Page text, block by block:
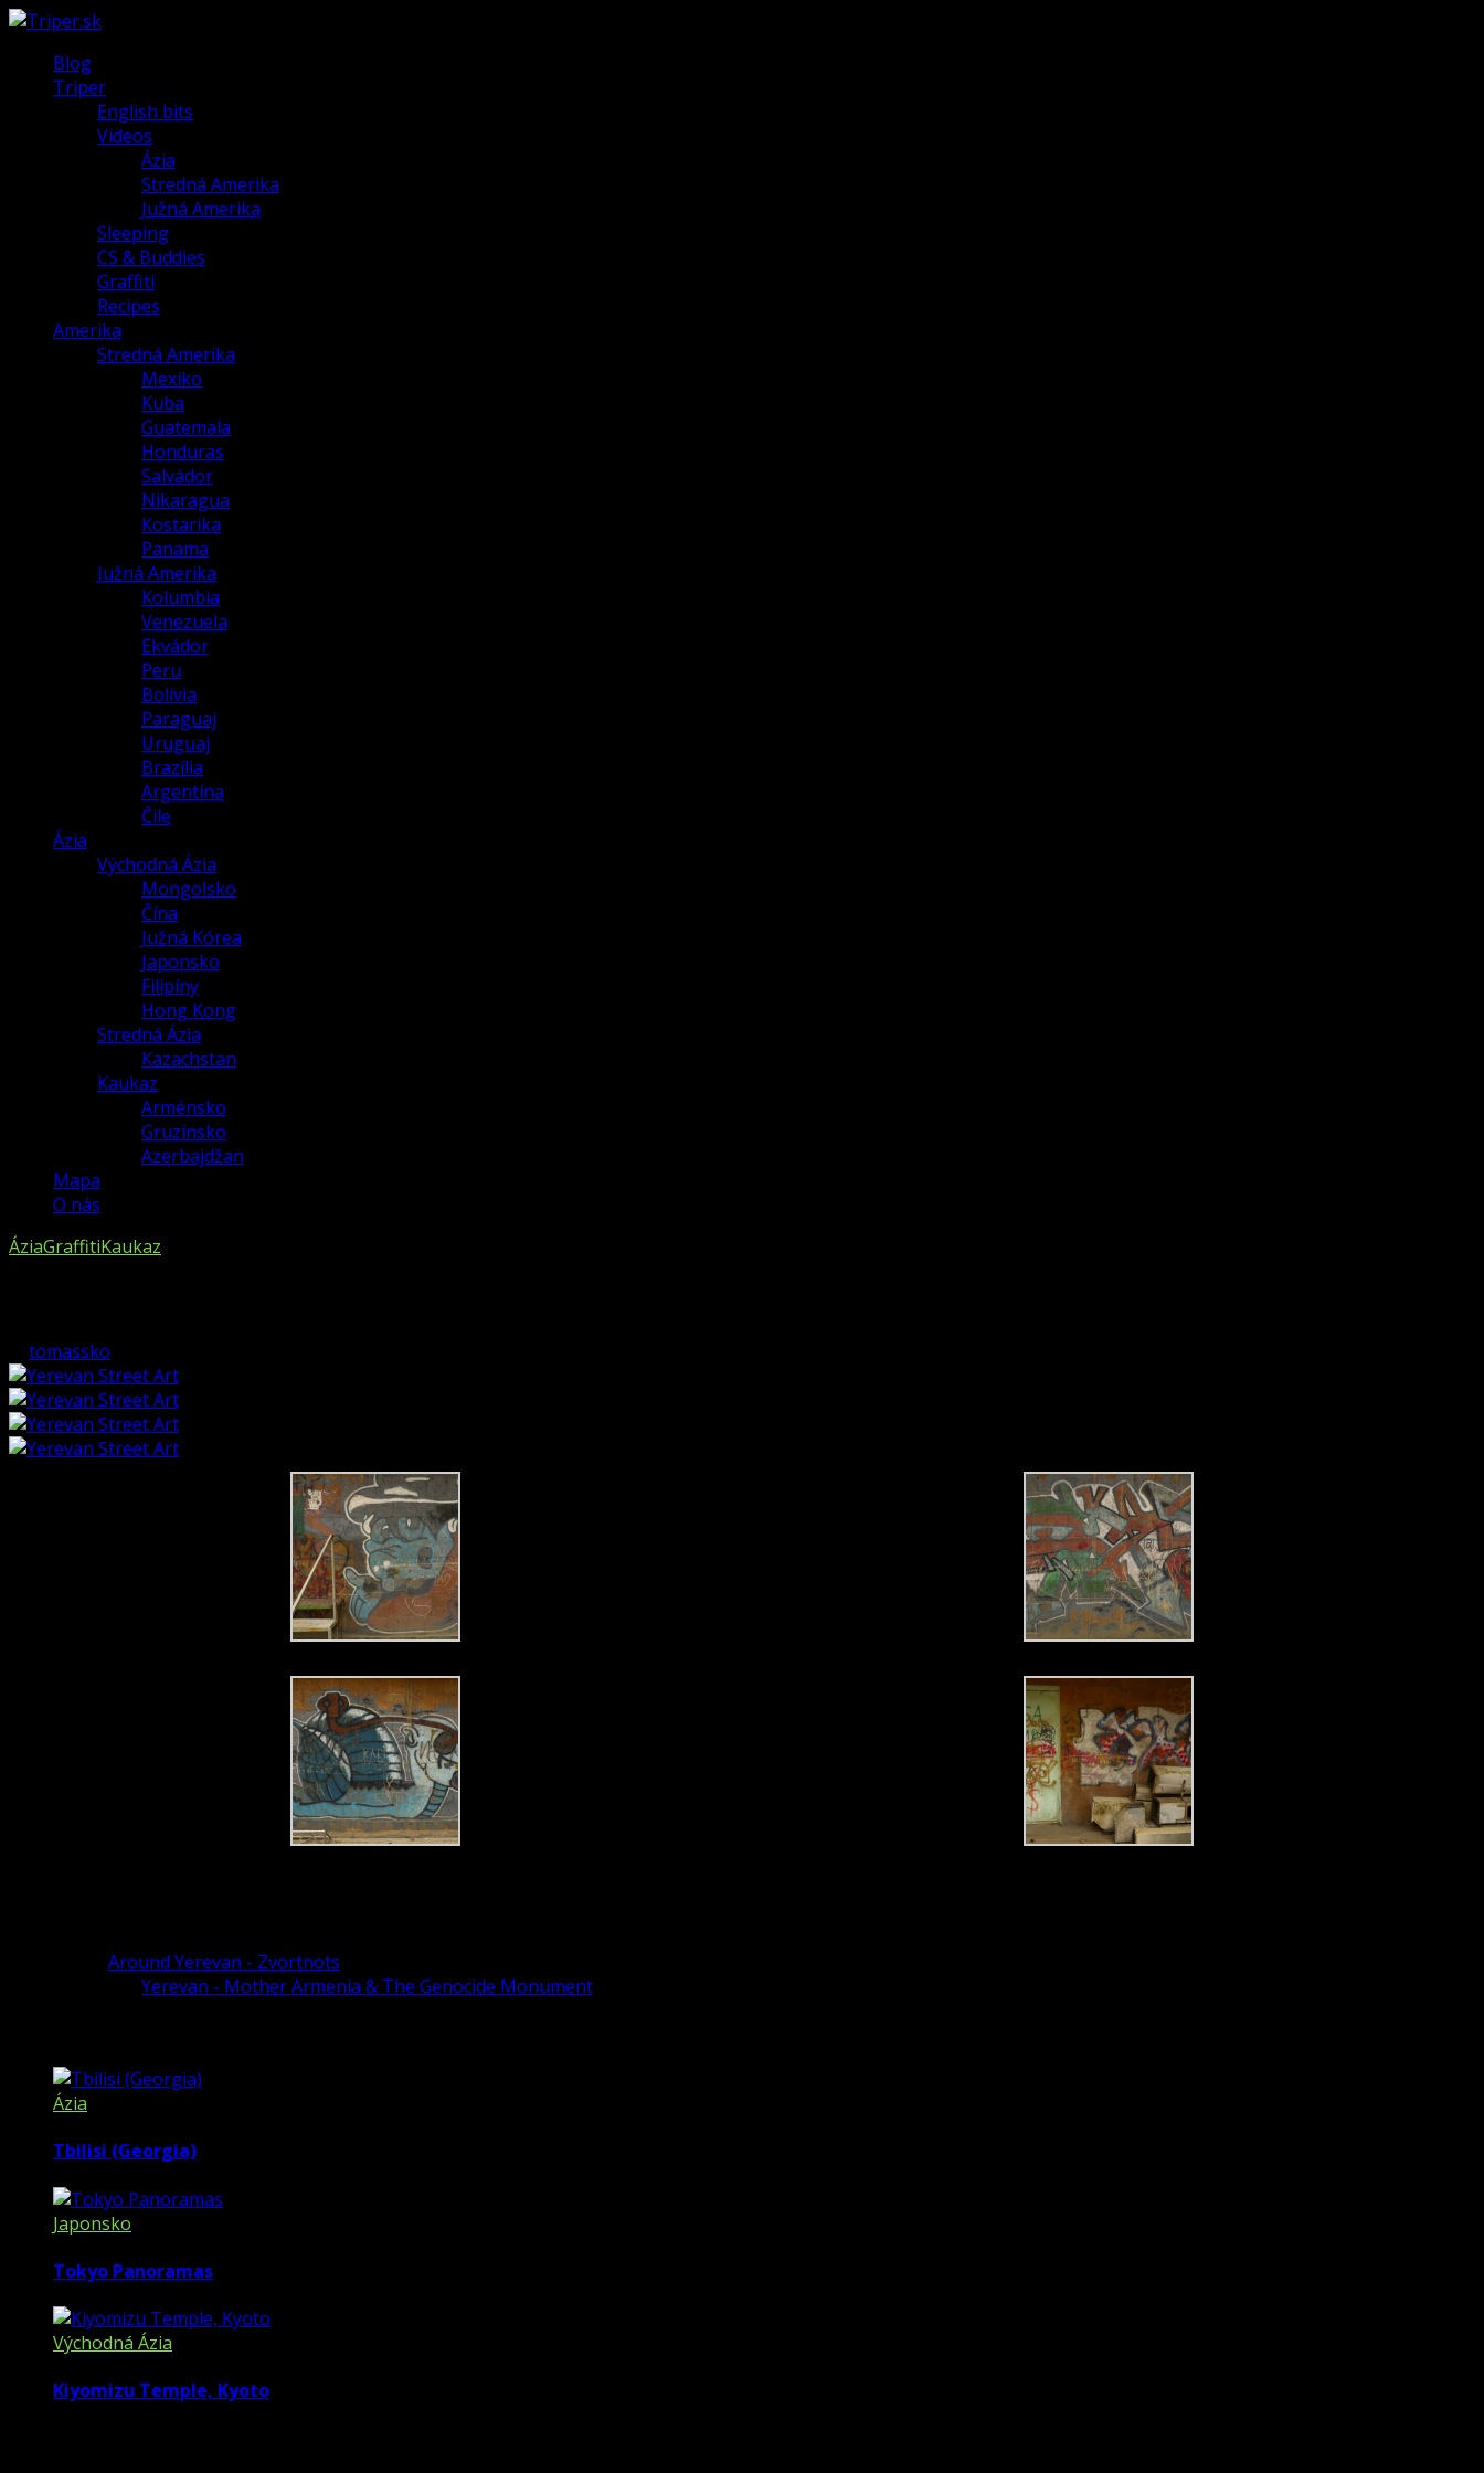
Blog
Triper
English bits
Videos
Ázia
Stredná Amerika
Južná Amerika
Sleeping
CS & Buddies
Graffiti
Recipes
Amerika
Stredná Amerika
Mexiko
Kuba
Guatemala
Honduras
Salvádor
Nikaragua
Kostarika
Panama
Južná Amerika
Kolumbia
Venezuela
Ekvádor
Peru
Bolívia
Paraguaj
Uruguaj
Brazília
Argentína
Čile
Ázia
Východná Ázia
Mongolsko
Čína
Južná Kórea
Japonsko
Filipíny
Hong Kong
Stredná Ázia
Kazachstan
Kaukaz
Arménsko
Gruzínsko
Azerbajdžan
Mapa
O nás
ÁziaGraffitiKaukaz
tomassko
Around Yerevan - Zvortnots
Yerevan - Mother Armenia & The Genocide Monument
Ázia
Tbilisi (Georgia)
Japonsko
Tokyo Panoramas
Východná Ázia
Kiyomizu Temple, Kyoto